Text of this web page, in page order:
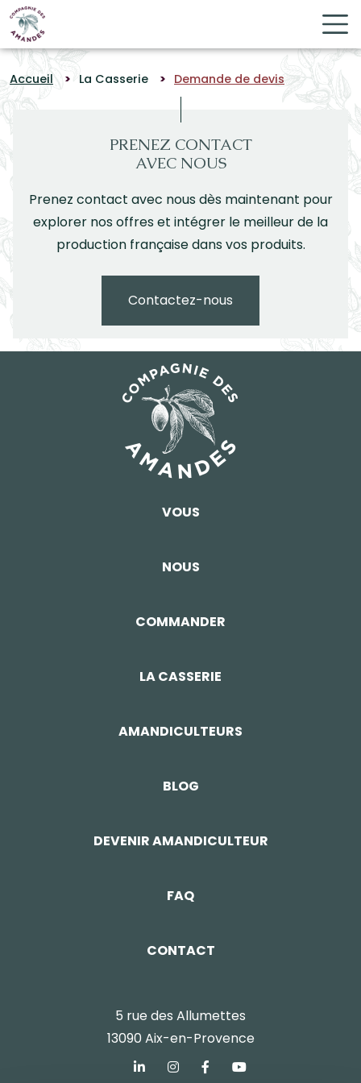
Accueil La Casserie Demande de devis
PRENEZ CONTACT
AVEC NOUS
Prenez contact avec nous dès maintenant pour
explorer nos offres et intégrer le meilleur de la
production française dans vos produits.
Contactez-nous
VOUS
NOUS
COMMANDER
LA CASSERIE
AMANDICULTEURS
BLOG
DEVENIR AMANDICULTEUR
FAQ
CONTACT
5 rue des Allumettes
13090 Aix-en-Provence
Panneau de gestion des cookies